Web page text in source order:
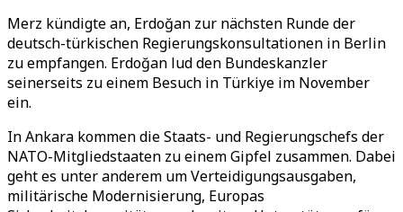
Merz kündigte an, Erdoğan zur nächsten Runde der
deutsch-türkischen Regierungskonsultationen in Berlin
zu empfangen. Erdoğan lud den Bundeskanzler
seinerseits zu einem Besuch in Türkiye im November
ein.
In Ankara kommen die Staats- und Regierungschefs der
NATO-Mitgliedstaaten zu einem Gipfel zusammen. Dabei
geht es unter anderem um Verteidigungsausgaben,
militärische Modernisierung, Europas